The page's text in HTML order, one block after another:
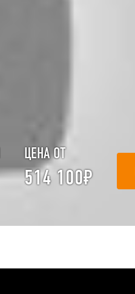
ЦЕНА ОТ
514 100₽